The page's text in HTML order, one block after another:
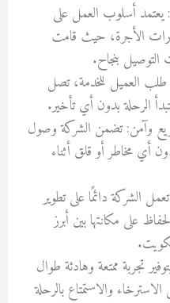
يعتمد أسلوب العمل على
الأجرة، حيث قامت
التوصيل بنجاح.
طلب العميل للخدمة، تصل
الرحلة بدون أي تأخير.
وآمن: تضمن الشركة وصول
أي مخاطر أو قلق أثناء
الشركة دائمًا على تطوير
على مكانتها بين أبرز
تجربة ممتعة وهادئة طوال
والاستمتاع بالرحلة